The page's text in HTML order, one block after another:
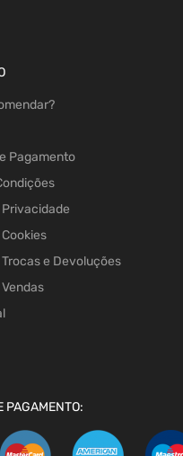
Pagamento
e Devoluções
PAGAMENTO: